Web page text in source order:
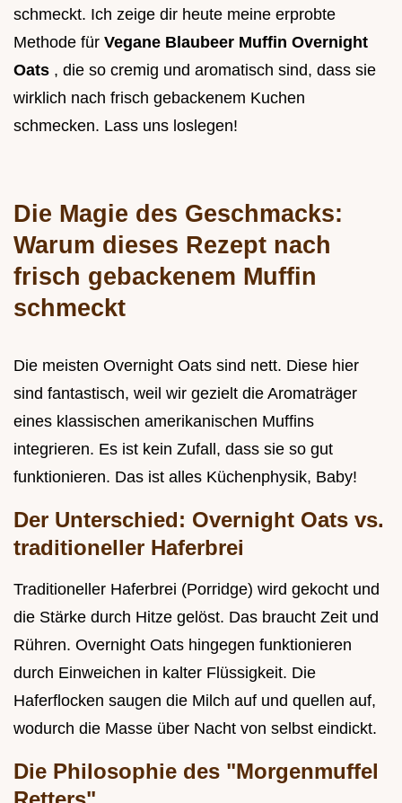
schmeckt. Ich zeige dir heute meine erprobte
Methode für Vegane Blaubeer Muffin Overnight
Oats , die so cremig und aromatisch sind, dass sie
wirklich nach frisch gebackenem Kuchen
schmecken. Lass uns loslegen!
Die Magie des Geschmacks:
Warum dieses Rezept nach
frisch gebackenem Muffin
schmeckt
Die meisten Overnight Oats sind nett. Diese hier
sind fantastisch, weil wir gezielt die Aromaträger
eines klassischen amerikanischen Muffins
integrieren. Es ist kein Zufall, dass sie so gut
funktionieren. Das ist alles Küchenphysik, Baby!
Der Unterschied: Overnight Oats vs.
traditioneller Haferbrei
Traditioneller Haferbrei (Porridge) wird gekocht und
die Stärke durch Hitze gelöst. Das braucht Zeit und
Rühren. Overnight Oats hingegen funktionieren
durch Einweichen in kalter Flüssigkeit. Die
Haferflocken saugen die Milch auf und quellen auf,
wodurch die Masse über Nacht von selbst eindickt.
Die Philosophie des "Morgenmuffel